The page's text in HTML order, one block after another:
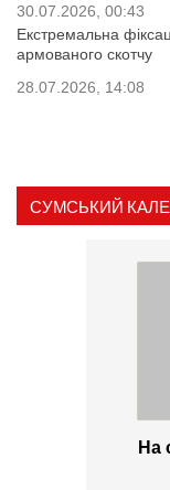
30.07.2026, 00:43
Екстремальна
армованого скотчу
28.07.2026, 14:08
СУМСЬКИЙ
На